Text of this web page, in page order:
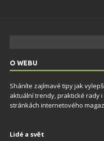
O WEBU
Sháníte zajímavé tipy jak
aktuální trendy, praktické rady
stránkách internetového
Lidé a svět